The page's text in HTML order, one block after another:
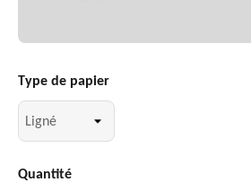
Type de papier
Quantité